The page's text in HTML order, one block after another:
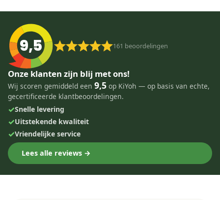
9,5 161 beoordelingen
Onze klanten zijn blij met ons!
Wij scoren gemiddeld een 9,5 op KiYoh — op basis van echte,
gecertificeerde klantbeoordelingen.
✓Snelle levering
✓Uitstekende kwaliteit
✓Vriendelijke service
Lees alle reviews →